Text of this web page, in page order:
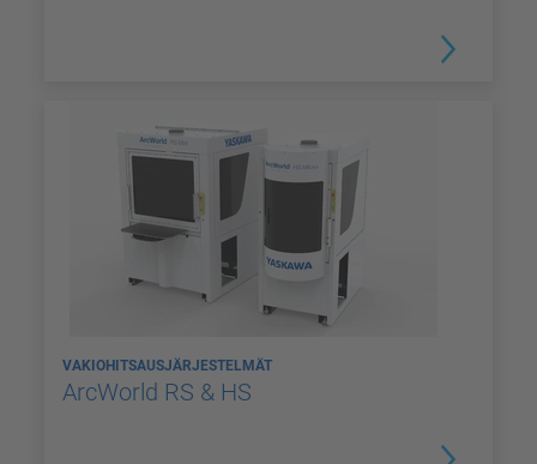
VAKIOHITSAUSJÄRJESTELMÄT
ArcWorld RS & HS